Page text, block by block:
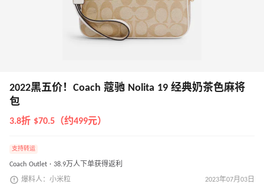
2022黑五价！Coach 蔻驰 Nolita 19 经典奶茶色麻将
包
3.8折 $70.5（约499元）
支持转运
Coach Outlet · 38.9万人下单获得返利
爆料人：小米粒 2023年07月03日